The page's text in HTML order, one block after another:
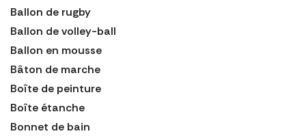
Ballon de rugby
Ballon de volley-ball
Ballon en mousse
Bâton de marche
Boîte de peinture
Boîte étanche
Bonnet de bain